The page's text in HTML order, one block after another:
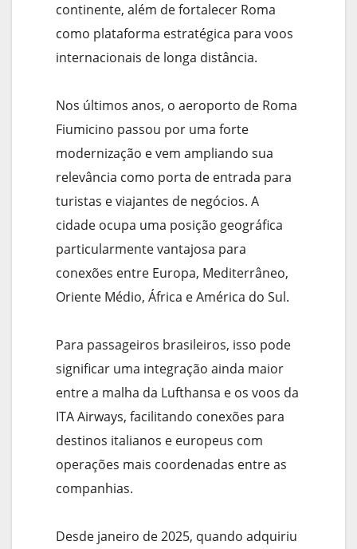
continente, além de fortalecer Roma
como plataforma estratégica para voos
internacionais de longa distância.
Nos últimos anos, o aeroporto de Roma
Fiumicino passou por uma forte
modernização e vem ampliando sua
relevância como porta de entrada para
turistas e viajantes de negócios. A
cidade ocupa uma posição geográfica
particularmente vantajosa para
conexões entre Europa, Mediterrâneo,
Oriente Médio, África e América do Sul.
Para passageiros brasileiros, isso pode
significar uma integração ainda maior
entre a malha da Lufthansa e os voos da
ITA Airways, facilitando conexões para
destinos italianos e europeus com
operações mais coordenadas entre as
companhias.
Desde janeiro de 2025, quando adquiriu